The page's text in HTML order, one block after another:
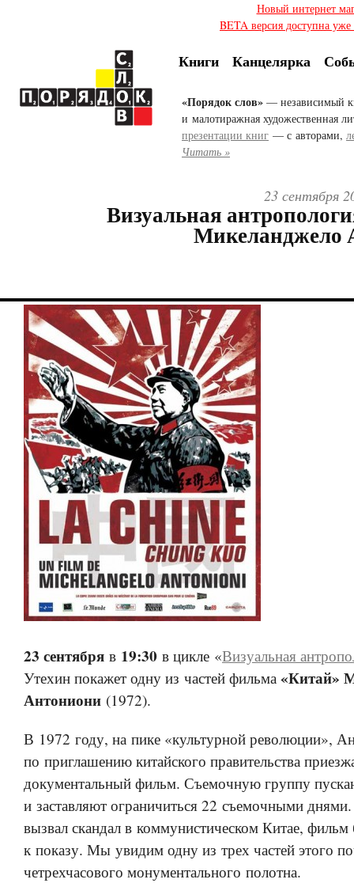
Новый интернет
BETA версия доступна
Книги Канцелярка
«Порядок слов» — независимый
и малотиражная художественная
презентации книг — с авторами,
Читать »
23 сентября
Визуальная
Микеланджело
23 сентября в 19:30 в цикле «Визуальная
Утехин покажет одну из частей фильма «Китай»
Антониони (1972).
В 1972 году, на пике «культурной революции»,
по приглашению китайского правительства
документальный фильм. Съемочную группу
и заставляют ограничиться 22 съемочными днями.
вызвал скандал в коммунистическом Китае,
к показу. Мы увидим одну из трех частей этого
четрехчасового монументального полотна.